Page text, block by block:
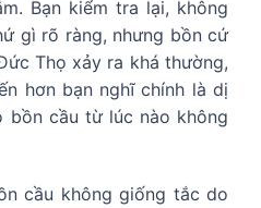
Bạn kiểm tra lại, không
gì rõ ràng, nhưng bồn cứ
Thọ xảy ra khá thường,
hơn bạn nghĩ chính là dị
bồn cầu từ lúc nào không
cầu không giống tắc do